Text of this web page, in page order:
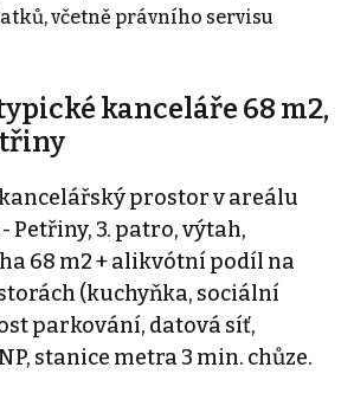
včetně právního servisu
kanceláře 68 m2,
prostor v areálu
Petřiny, 3. patro, výtah,
68 m2 + alikvótní podíl na
(kuchyňka, sociální
parkování, datová síť,
stanice metra 3 min. chůze.